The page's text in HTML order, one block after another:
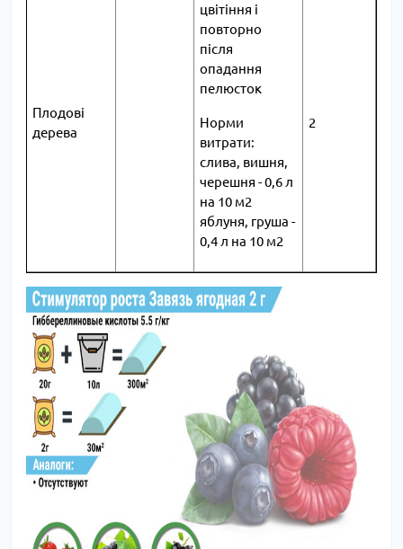
Плодові
дерева
цвітіння і
повторно
після
опадання
пелюсток
Норми
витрати:
слива, вишня,
черешня - 0,6 л
на 10 м2
яблуня, груша -
0,4 л на 10 м2
2